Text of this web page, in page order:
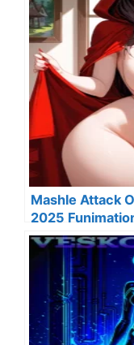
Mashle Attack
2025